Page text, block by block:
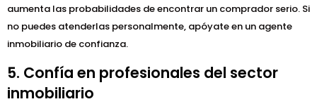
aumenta las probabilidades de encontrar un comprador serio. Si
no puedes atenderlas personalmente, apóyate en un agente
inmobiliario de confianza.
5. Confía en profesionales del sector
inmobiliario